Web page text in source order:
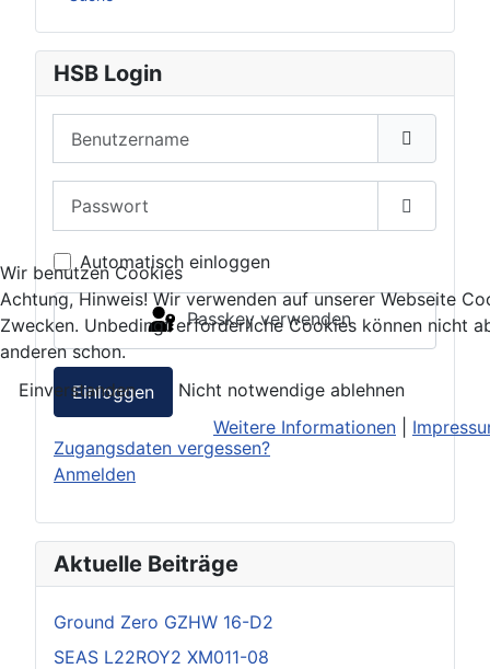
HSB Login
Passwort
Automatisch einloggen
Passkey verwenden
Einloggen
Zugangsdaten vergessen?
Anmelden
Aktuelle Beiträge
Ground Zero GZHW 16-D2
SEAS L22ROY2 XM011-08
Wir benutzen Cookies
Achtung, Hinweis! Wir verwenden auf unserer Webseite
Zwecken. Unbedingt erforderliche Cookies können nicht
anderen schon.
Einverstanden
Nicht notwendige ablehnen
Weitere Informationen